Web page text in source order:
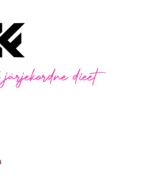
dieet